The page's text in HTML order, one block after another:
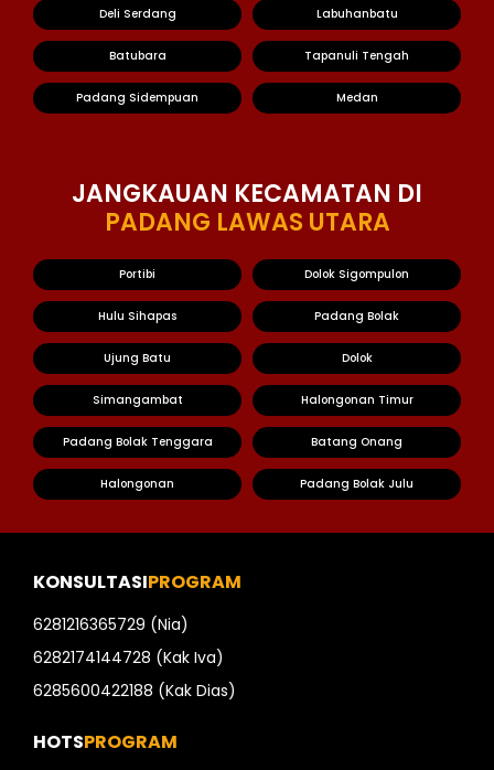
Deli Serdang Labuhanbatu
Batubara Tapanuli Tengah
Padang Sidempuan Medan
JANGKAUAN KECAMATAN DI
PADANG LAWAS UTARA
Portibi Dolok Sigompulon
Hulu Sihapas Padang Bolak
Ujung Batu Dolok
Simangambat Halongonan Timur
Padang Bolak Tenggara Batang Onang
Halongonan Padang Bolak Julu
KONSULTASIPROGRAM
6281216365729 (Nia)
6282174144728 (Kak Iva)
6285600422188 (Kak Dias)
HOTSPROGRAM